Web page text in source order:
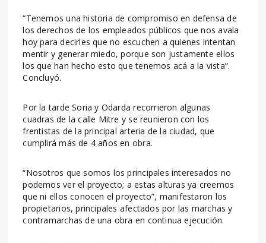
“Tenemos una historia de compromiso en defensa de
los derechos de los empleados públicos que nos avala
hoy para decirles que no escuchen a quienes intentan
mentir y generar miedo, porque son justamente ellos
los que han hecho esto que tenemos acá a la vista”.
Concluyó.
Por la tarde Soria y Odarda recorrieron algunas
cuadras de la calle Mitre y se reunieron con los
frentistas de la principal arteria de la ciudad, que
cumplirá más de 4 años en obra.
“Nosotros que somos los principales interesados no
podemos ver el proyecto; a estas alturas ya creemos
que ni ellos conocen el proyecto”, manifestaron los
propietarios, principales afectados por las marchas y
contramarchas de una obra en continua ejecución.